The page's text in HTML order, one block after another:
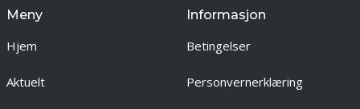
Meny
Hjem
Aktuelt
Informasjon
Betingelser
Personvernerklæring